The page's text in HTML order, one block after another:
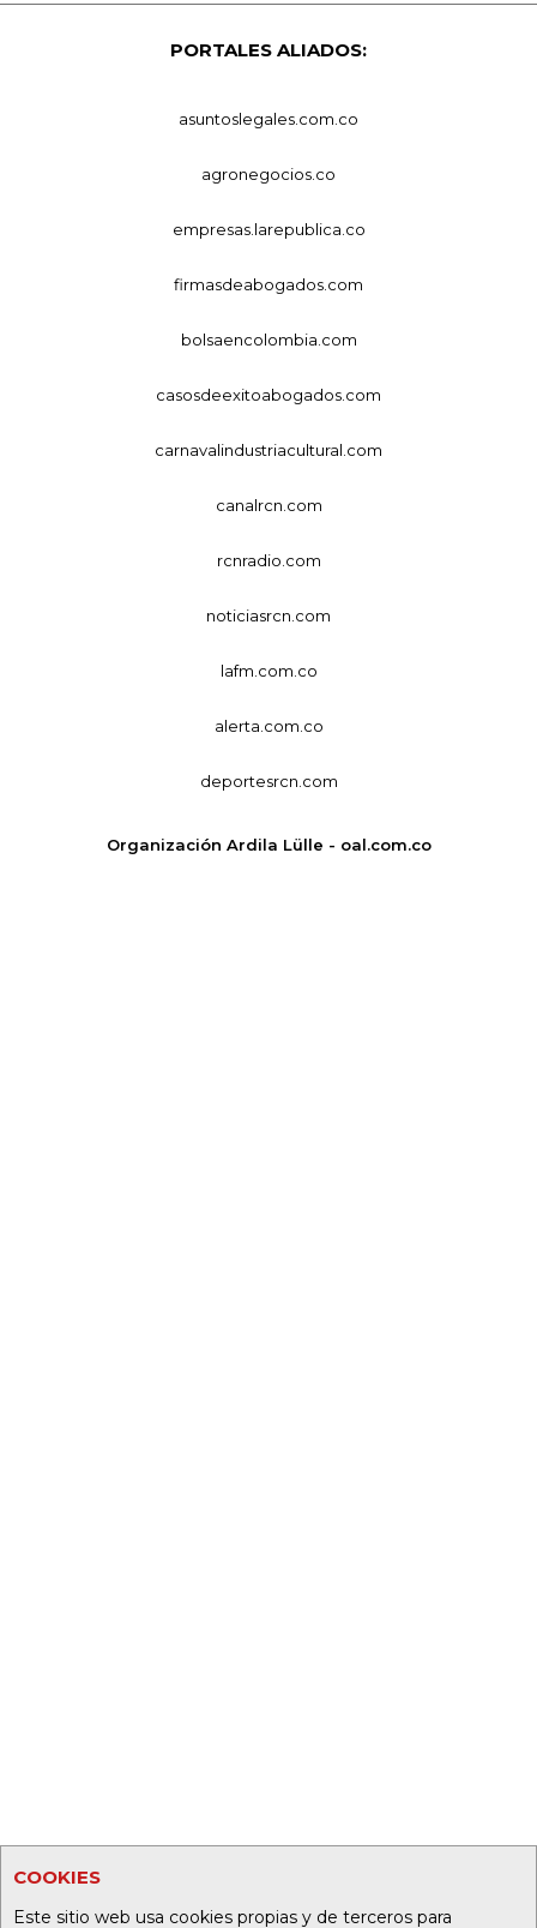
COOKIES
Este sitio web usa cookies propias y de terceros para
PORTALES ALIADOS:
asuntoslegales.com.co
agronegocios.co
empresas.larepublica.co
firmasdeabogados.com
bolsaencolombia.com
casosdeexitoabogados.com
carnavalindustriacultural.com
canalrcn.com
rcnradio.com
noticiasrcn.com
lafm.com.co
alerta.com.co
deportesrcn.com
Organización Ardila Lülle - oal.com.co